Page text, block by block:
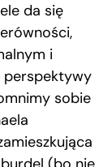
da się
i
perspektywy
sobie